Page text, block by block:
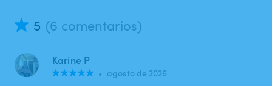
5 (6 comentarios)
Karine P
• agosto de 2026